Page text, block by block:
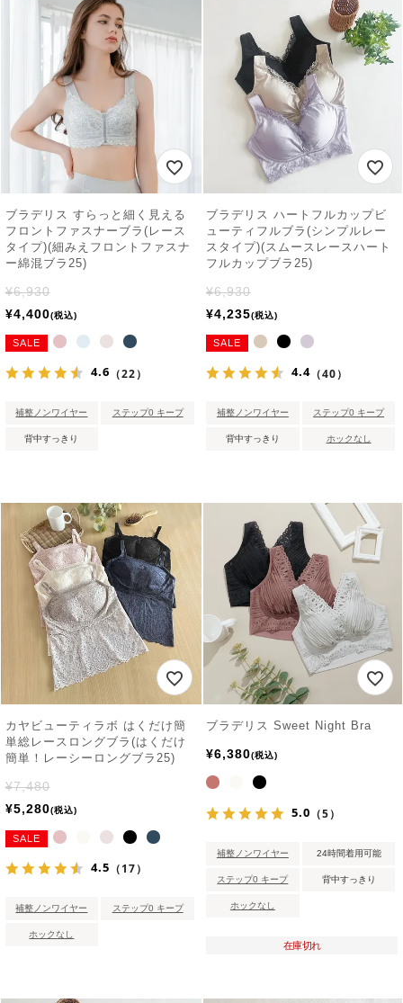
ブラデリス すらっと細く見える
フロントファスナーブラ(レース
タイプ)(細みえフロントファスナ
ー綿混ブラ25)
¥6,930
¥4,400 税込
SALE
4.6 （22）
補整ノンワイヤー ステップ0 キープ
背中すっきり
ブラデリス ハートフルカップビ
ューティフルブラ(シンプルレー
スタイプ)(スムースレースハート
フルカップブラ25)
¥6,930
¥4,235 税込
SALE
4.4 （40）
補整ノンワイヤー ステップ0 キープ
背中すっきり ホックなし
カヤビューティラボ はくだけ簡
単総レースロングブラ(はくだけ
簡単！レーシーロングブラ25)
¥7,480
¥5,280 税込
SALE
4.5 （17）
補整ノンワイヤー ステップ0 キープ
ホックなし
ブラデリス Sweet Night Bra
¥6,380 税込
5.0 （5）
補整ノンワイヤー 24時間着用可能
ステップ0 キープ 背中すっきり
ホックなし
在庫切れ